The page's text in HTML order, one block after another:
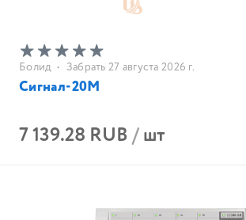
Болид • Забрать 27 августа 2026 г.
Сигнал-20М
7 139.28 RUB/шт